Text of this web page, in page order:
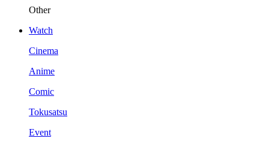
Other
Watch
Cinema
Anime
Comic
Tokusatsu
Event